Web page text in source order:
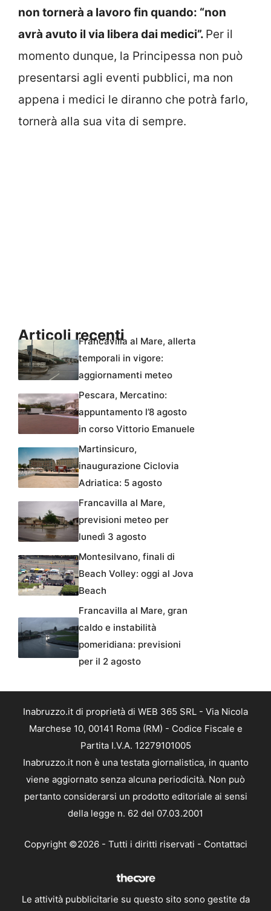
non tornerà a lavoro fin quando: “non
avrà avuto il via libera dai medici”. Per il
momento dunque, la Principessa non può
presentarsi agli eventi pubblici, ma non
appena i medici le diranno che potrà farlo,
tornerà alla sua vita di sempre.
Articoli recentiFrancavilla al Mare, allerta
temporali in vigore:
aggiornamenti meteo
Pescara, Mercatino:
appuntamento l’8 agosto
in corso Vittorio Emanuele
Martinsicuro,
inaugurazione Ciclovia
Adriatica: 5 agosto
Francavilla al Mare,
previsioni meteo per
lunedì 3 agosto
Montesilvano, finali di
Beach Volley: oggi al Jova
Beach
Francavilla al Mare, gran
caldo e instabilità
pomeridiana: previsioni
per il 2 agosto
Inabruzzo.it di proprietà di WEB 365 SRL - Via Nicola
Marchese 10, 00141 Roma (RM) - Codice Fiscale e
Partita I.V.A. 12279101005
Inabruzzo.it non è una testata giornalistica, in quanto
viene aggiornato senza alcuna periodicità. Non può
pertanto considerarsi un prodotto editoriale ai sensi
della legge n. 62 del 07.03.2001
Copyright ©2026 - Tutti i diritti riservati - Contattaci
Le attività pubblicitarie su questo sito sono gestite da